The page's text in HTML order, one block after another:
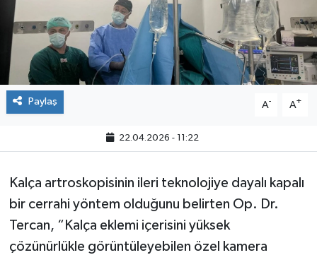
Paylaş A- A+
22.04.2026 - 11:22
Kalça artroskopisinin ileri teknolojiye dayalı kapalı
bir cerrahi yöntem olduğunu belirten Op. Dr.
Tercan, “Kalça eklemi içerisini yüksek
çözünürlükle görüntüleyebilen özel kamera